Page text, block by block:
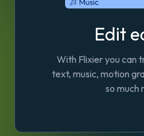
Edit
With Flixier you can
text, music, motion
so much